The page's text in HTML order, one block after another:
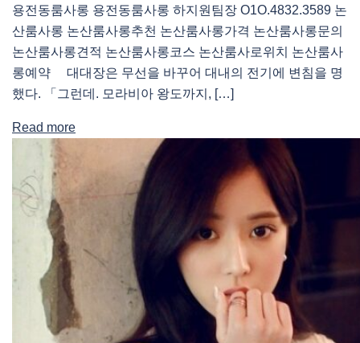
용전동룸사롱 용전동룸사롱 하지원팀장 O1O.4832.3589 논
산룸사롱 논산룸사롱추천 논산룸사롱가격 논산룸사롱문의
논산룸사롱견적 논산룸사롱코스 논산룸사로위치 논산룸사
롱예약 대대장은 무선을 바꾸어 대내의 전기에 변침을 명
했다. 「그런데. 모라비아 왕도까지, […]
Read more